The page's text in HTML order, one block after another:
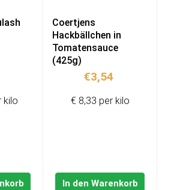
kilo
Coertjens
Hackbällchen in
Tomatensauce
(425g)
€3,54
In den Warenkorb
€ 8,33 per kilo